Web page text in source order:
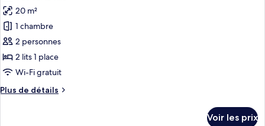
Simple
Affaires
photos
pour
ce
type
de
chambre :
Chambre
20 m²
1 chambre
2 personnes
2 lits 1 place
Wi-Fi gratuit
Plus de détails
Plus
Voir les prix